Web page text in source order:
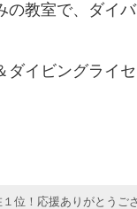
の教室で、ダイ
ダイビングライ
位！応援ありがとうご